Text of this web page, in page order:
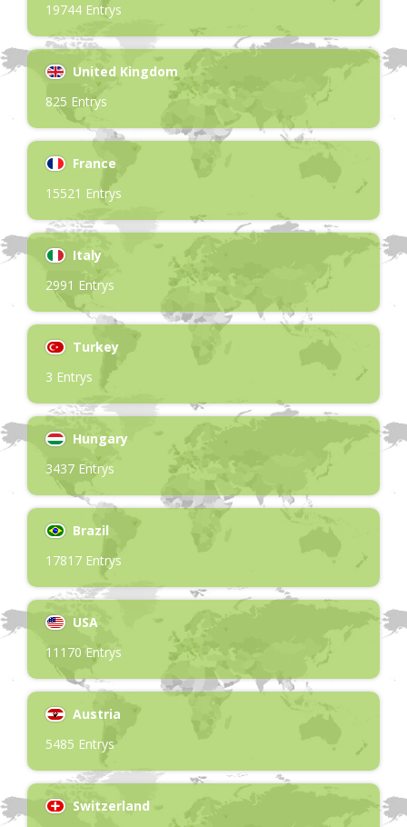
19744 Entrys
United Kingdom
825 Entrys
France
15521 Entrys
Italy
2991 Entrys
Turkey
3 Entrys
Hungary
3437 Entrys
Brazil
17817 Entrys
USA
11170 Entrys
Austria
5485 Entrys
Switzerland